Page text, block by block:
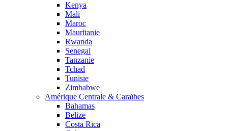
Kenya
Mali
Maroc
Mauritanie
Rwanda
Senegal
Tanzanie
Tchad
Tunisie
Zimbabwe
Amérique Centrale & Caraïbes
Bahamas
Belize
Costa Rica